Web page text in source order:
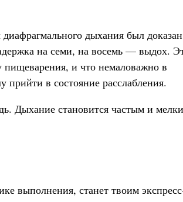
дыхания был
на семи, на восемь — выдох.
пищеварения, и что немаловажно в
в состояние расслабления.
Дыхание становится частым и
выполнения, станет твоим